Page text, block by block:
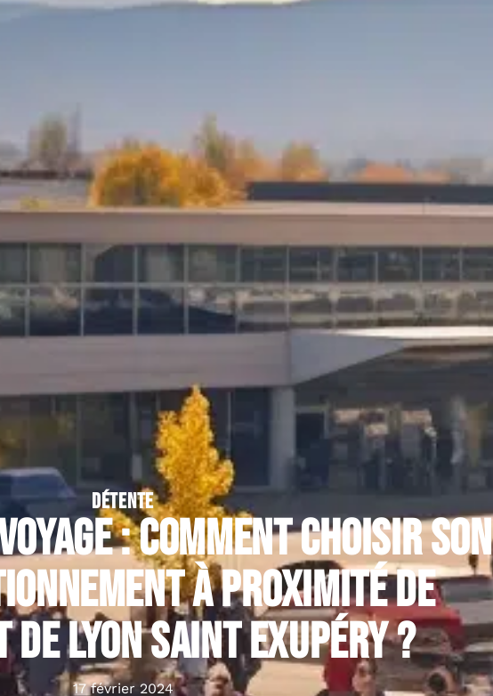
DÉTENTE
: comment choisir son
à proximité de
Lyon Saint Exupéry ?
17 février 2024